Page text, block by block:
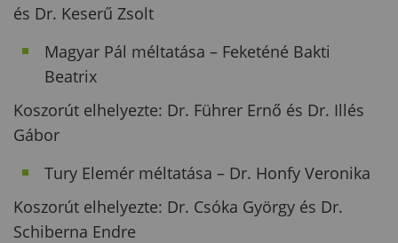
és Dr. Keserű Zsolt
Magyar Pál méltatása – Feketéné Bakti
Beatrix
Koszorút elhelyezte: Dr. Führer Ernő és Dr. Illés
Gábor
Tury Elemér méltatása – Dr. Honfy Veronika
Koszorút elhelyezte: Dr. Csóka György és Dr.
Schiberna Endre